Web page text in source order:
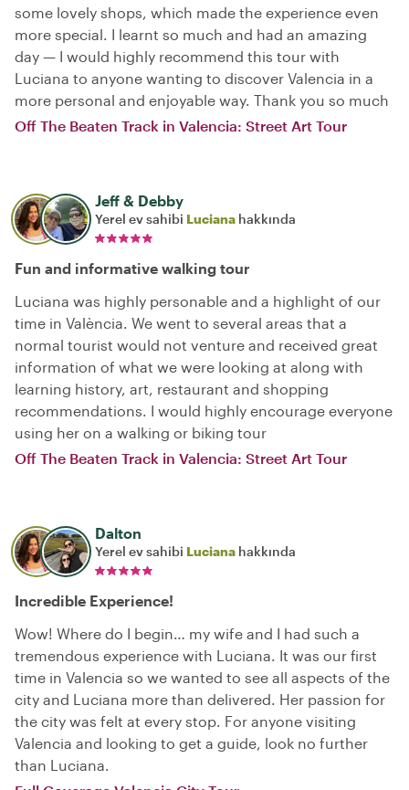
some lovely shops, which made the experience even
more special. I learnt so much and had an amazing
day — I would highly recommend this tour with
Luciana to anyone wanting to discover Valencia in a
more personal and enjoyable way. Thank you so much
Off The Beaten Track in Valencia: Street Art Tour
Jeff & Debby
Yerel ev sahibi Luciana hakkında
Fun and informative walking tour
Luciana was highly personable and a highlight of our
time in València. We went to several areas that a
normal tourist would not venture and received great
information of what we were looking at along with
learning history, art, restaurant and shopping
recommendations. I would highly encourage everyone
using her on a walking or biking tour
Off The Beaten Track in Valencia: Street Art Tour
Dalton
Yerel ev sahibi Luciana hakkında
Incredible Experience!
Wow! Where do I begin… my wife and I had such a
tremendous experience with Luciana. It was our first
time in Valencia so we wanted to see all aspects of the
city and Luciana more than delivered. Her passion for
the city was felt at every stop. For anyone visiting
Valencia and looking to get a guide, look no further
than Luciana.